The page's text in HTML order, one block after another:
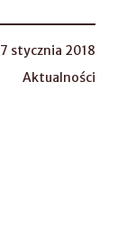
7 stycznia 2018
Aktualności